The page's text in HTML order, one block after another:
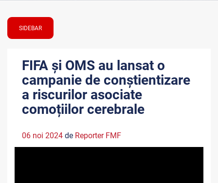
SIDEBAR
FIFA și OMS au lansat o
campanie de conștientizare
a riscurilor asociate
comoțiilor cerebrale
06 noi 2024 de Reporter FMF